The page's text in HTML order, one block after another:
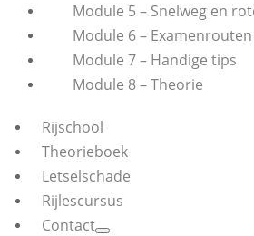
Module 5 – Snelweg en
Module 6 –
Module 7 – Handige tips
Module 8 – Theorie
Rijschool
Theorieboek
Letselschade
Rijlescursus
Contact